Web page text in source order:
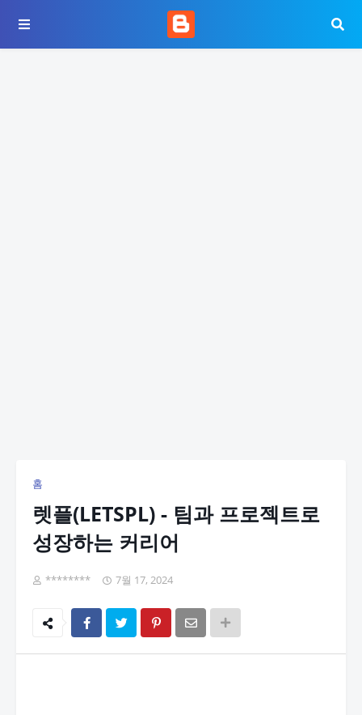
홈
렛플(LETSPL) - 팀과 프로젝트로
성장하는 커리어
******** 7월 17, 2024